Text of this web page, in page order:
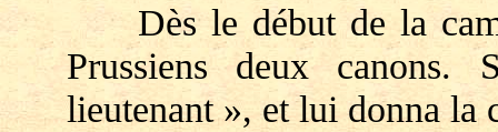
Dès le début de la
Prussiens deux
lieutenant », et lui donna la